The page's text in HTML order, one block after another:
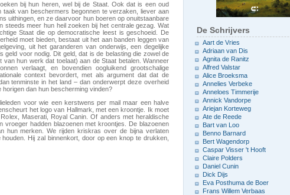
bij hun heren, wel bij de Staat. Ook dat is een oud
van beschermers begonnen te verzaken, liever aan
uithingen, en ze daarvoor hun boeren op onuitstaanbare
steeds meer hun heil zoeken bij het centrale gezag. Wat
Staat die op democratische leest is geschoeid. De
moet bieden, bestaat uit het aan banden leggen van
uit het garanderen van onderwijs, een degelijke
geld voor nodig. Dit geld, dat is de belasting die zowel de
hun werk dat toelaat) aan de Staat betalen. Wanneer
verlaagt, en bovendien oogluikend grootschalige
context bevordert, met als argument dat dat de
tenminste in het land – dan onderwerpt deze overheid
dan hun bescherming vinden?
voor wie een kerstwens per mail maar een halve
het logo van Hallmark, met een kroontje. Ik moet
Maserati, Royal Canin. Of anders met heraldische
hadden blazoenen met kroontjes. De blazoenen
hun merken. We rijden kriskras over de bijna verlaten
Hij zal binnenkort, door op een knop te drukken,
De Schrijvers
Aart de Vries
Adriaan van Dis
Agnita de Ranitz
Alfred Valstar
Alice Broeksma
Annelies Verbeke
Anneloes Timmerije
Annick Vandorpe
Ariejan Korteweg
Ate de Reede
Bart van Loo
Benno Barnard
Bert Wagendorp
Caspar Visser 't Hooft
Claire Polders
Daniel Cunin
Dick Dijs
Eva Posthuma de Boer
Frans Willem Verbaas